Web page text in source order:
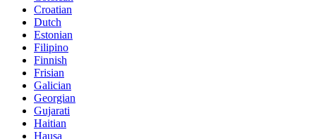
Croatian
Dutch
Estonian
Filipino
Finnish
Frisian
Galician
Georgian
Gujarati
Haitian
Hausa